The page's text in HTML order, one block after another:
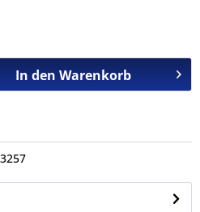
In den Warenkorb